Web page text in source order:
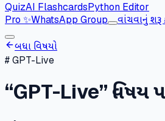
QuizAI FlashcardsPython Editor
Pro ✨WhatsApp Group વાંચવાનું શરૂ
બધા વિષયો
#GPT-Live
“GPT-Live” વિષય